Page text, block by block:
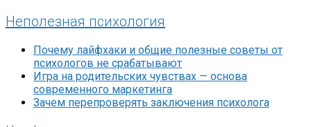
Неполезная психология
Почему лайфхаки и общие полезные советы от
психологов не срабатывают
Игра на родительских чувствах — основа
современного маркетинга
Зачем перепроверять заключения психолога